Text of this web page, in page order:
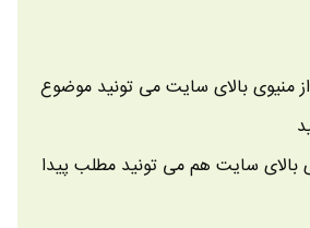
منیوی بالای سایت می تونید موضوع
سایت هم می تونید مطلب پیدا